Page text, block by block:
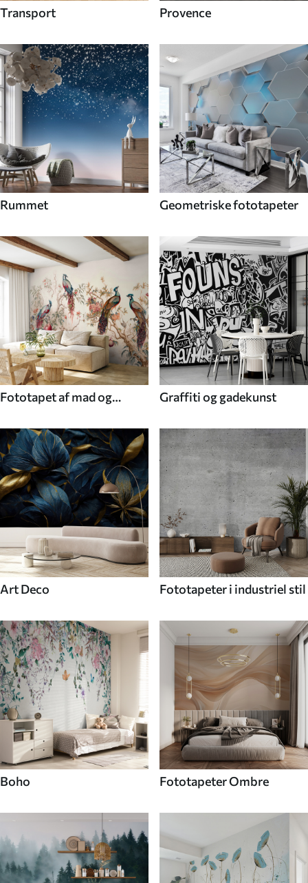
Transport Provence
Rummet Geometriske fototapeter
Fototapet af mad og
Graffiti og gadekunst
Art Deco Fototapeter i industriel stil
Boho Fototapeter Ombre